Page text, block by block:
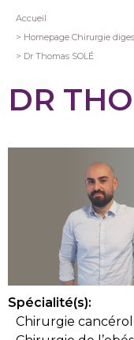
Fil
d'Ariane
Accueil
Homepage Chirurgie
Dr Thomas SOLÉ
DR
Spécialité(s):
Chirurgie